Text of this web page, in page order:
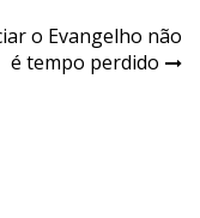
o Evangelho não
é tempo perdido